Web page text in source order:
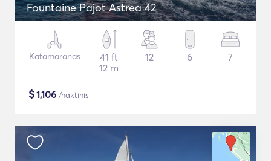
Fountaine Pajot Astrea 42
Katamaranas
41 ft
12 m
12 6 7
$1,106 /naktinis